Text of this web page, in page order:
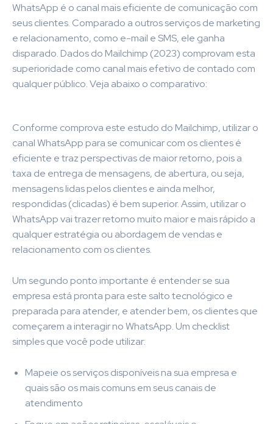
WhatsApp é o canal mais eficiente de comunicação com
seus clientes. Comparado a outros serviços de marketing
e relacionamento, como e-mail e SMS, ele ganha
disparado. Dados do Mailchimp (2023) comprovam esta
superioridade como canal mais efetivo de contado com
qualquer público. Veja abaixo o comparativo:
Conforme comprova este estudo do Mailchimp, utilizar o
canal WhatsApp para se comunicar com os clientes é
eficiente e traz perspectivas de maior retorno, pois a
taxa de entrega de mensagens, de abertura, ou seja,
mensagens lidas pelos clientes e ainda melhor,
respondidas (clicadas) é bem superior. Assim, utilizar o
WhatsApp vai trazer retorno muito maior e mais rápido a
qualquer estratégia ou abordagem de vendas e
relacionamento com os clientes.
Um segundo ponto importante é entender se sua
empresa está pronta para este salto tecnológico e
preparada para atender, e atender bem, os clientes que
começarem a interagir no WhatsApp. Um checklist
simples que você pode utilizar:
Mapeie os serviços disponíveis na sua empresa e
quais são os mais comuns em seus canais de
atendimento